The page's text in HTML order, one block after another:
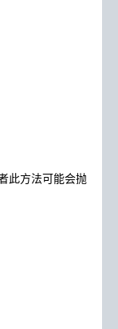
此方法可能会抛